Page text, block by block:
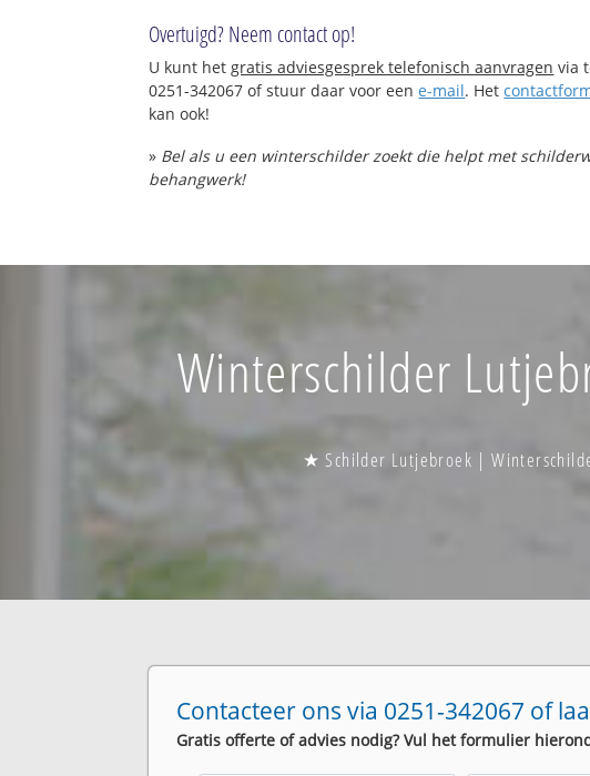
Overtuigd? Neem contact op!
U kunt hetgratis adviesgesprek telefonisch aanvragen via
0251-342067 of stuur daar voor eene-mail. Het
kan ook!
» Bel als u een winterschilder zoekt die helpt met
behangwerk!
Winterschilder
★ Schilder Lutjebroek |
Contacteer ons via 0251-342067 of
Gratis offerte of advies nodig? Vul het formulier